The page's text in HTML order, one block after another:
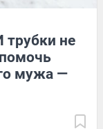
трубки не
мужа —